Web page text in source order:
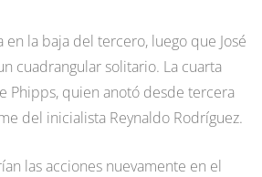
en la baja del tercero, luego que José
cuadrangular solitario. La cuarta
Phipps, quien anotó desde tercera
del inicialista Reynaldo Rodríguez.
las acciones nuevamente en el